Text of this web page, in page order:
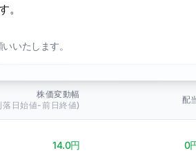
。
いたします。
株価変動幅
落日始値-前日終値)
配
14.0円 0